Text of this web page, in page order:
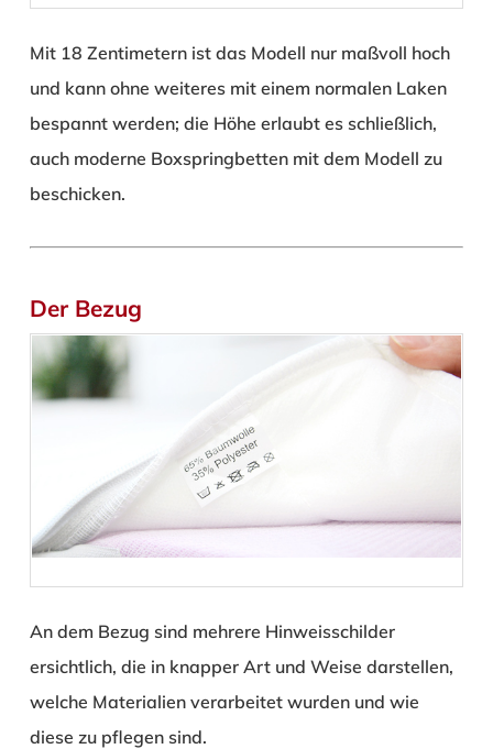
Mit 18 Zentimetern ist das Modell nur maßvoll hoch
und kann ohne weiteres mit einem normalen Laken
bespannt werden; die Höhe erlaubt es schließlich,
auch moderne Boxspringbetten mit dem Modell zu
beschicken.
Der Bezug
An dem Bezug sind mehrere Hinweisschilder
ersichtlich, die in knapper Art und Weise darstellen,
welche Materialien verarbeitet wurden und wie
diese zu pflegen sind.